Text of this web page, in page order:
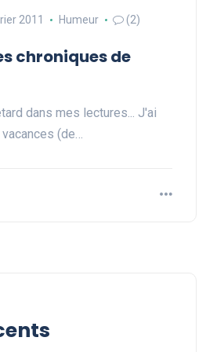
2011 Humeur (2)
chroniques de
dans mes lectures... J'ai
(de…